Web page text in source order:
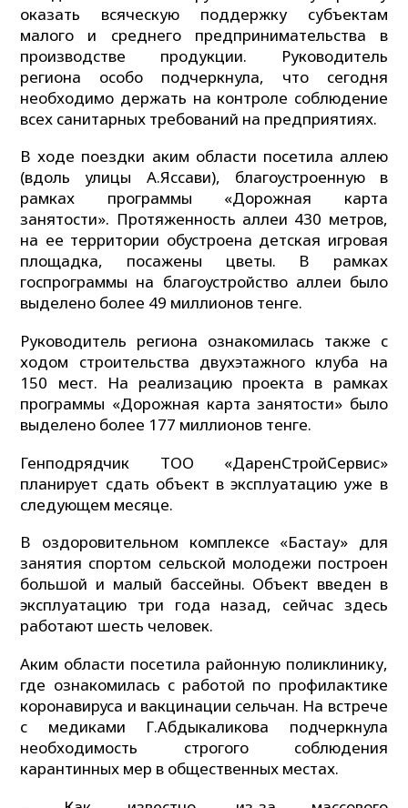
оказать всяческую поддержку субъектам
малого и среднего предпринимательства в
производстве продукции. Руководитель
региона особо подчеркнула, что сегодня
необходимо держать на контроле соблюдение
всех санитарных требований на предприятиях.
В ходе поездки аким области посетила аллею
(вдоль улицы А.Яссави), благоустроенную в
рамках программы «Дорожная карта
занятости». Протяженность аллеи 430 метров,
на ее территории обустроена детская игровая
площадка, посажены цветы. В рамках
госпрограммы на благоустройство аллеи было
выделено более 49 миллионов тенге.
Руководитель региона ознакомилась также с
ходом строительства двухэтажного клуба на
150 мест. На реализацию проекта в рамках
программы «Дорожная карта занятости» было
выделено более 177 миллионов тенге.
Генподрядчик ТОО «ДаренСтройСервис»
планирует сдать объект в эксплуатацию уже в
следующем месяце.
В оздоровительном комплексе «Бастау» для
занятия спортом сельской молодежи построен
большой и малый бассейны. Объект введен в
эксплуатацию три года назад, сейчас здесь
работают шесть человек.
Аким области посетила районную поликлинику,
где ознакомилась с работой по профилактике
коронавируса и вакцинации сельчан. На встрече
с медиками Г.Абдыкаликова подчеркнула
необходимость строгого соблюдения
карантинных мер в общественных местах.